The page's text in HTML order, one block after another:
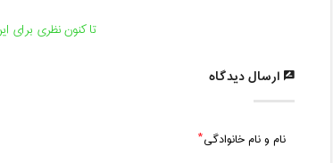
تا کنون نظری برای
ارسال دیدگاه
نام و نام خانوادگی